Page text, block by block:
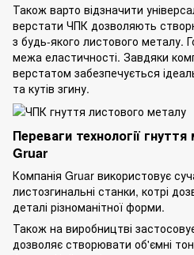
Також варто відзначити
верстати ЧПК дозволяють
з будь-якого листового металу.
межа еластичності. Завдяки
верстатом забезпечується
та кутів згину.
Переваги технології
Gruar
Компанія Gruar використовує
листозгинальні станки, котрі
деталі різноманітної форми.
Також на виробництві
дозволяє створювати об'ємні